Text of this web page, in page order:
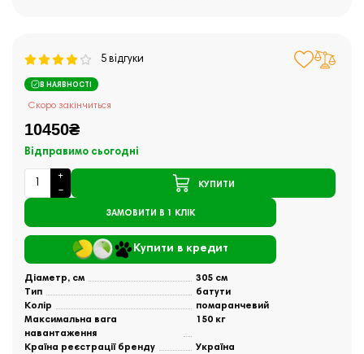
5 відгуки
В НАЯВНОСТІ
Скоро закінчиться
10450₴
Відправимо сьогодні
КУПИТИ
ЗАМОВИТИ В 1 КЛІК
Купити в кредит
Діаметр, см
305 см
Тип
батути
Колір
помаранчевий
Максимальна вага
навантаження
150 кг
Країна реєстрації бренду
Україна